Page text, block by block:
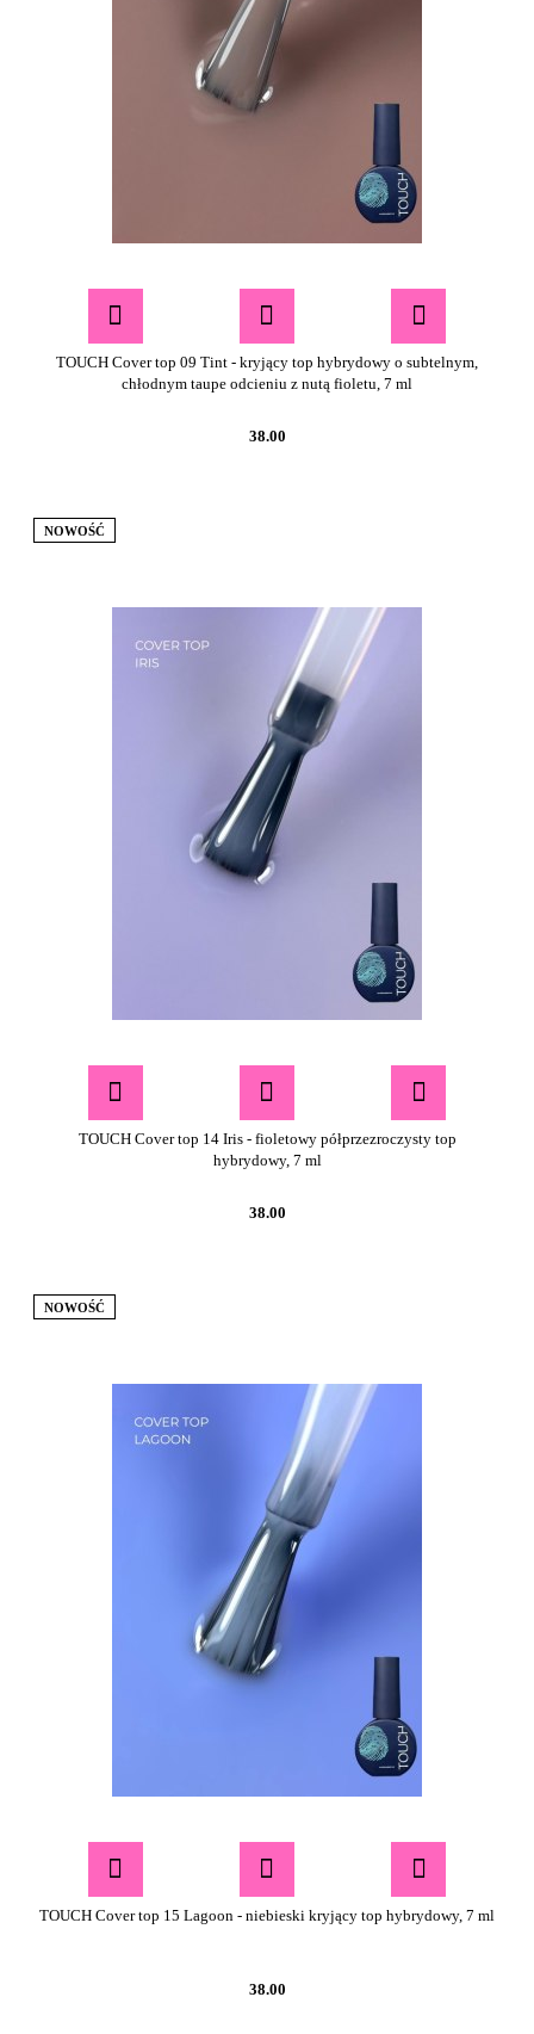
TOUCH Cover top 09 Tint - kryjący top hybrydowy o subtelnym,
chłodnym taupe odcieniu z nutą fioletu, 7 ml
38.00
NOWOŚĆ
TOUCH Cover top 14 Iris - fioletowy półprzezroczysty top
hybrydowy, 7 ml
38.00
NOWOŚĆ
TOUCH Cover top 15 Lagoon - niebieski kryjący top hybrydowy, 7 ml
38.00